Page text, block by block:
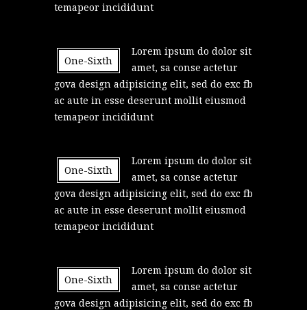
temapeor incididunt
One-Sixth
Lorem ipsum do dolor sit
amet, sa conse actetur
gova design adipisicing elit, sed do exc fb
ac aute in esse deserunt mollit eiusmod
temapeor incididunt
One-Sixth
Lorem ipsum do dolor sit
amet, sa conse actetur
gova design adipisicing elit, sed do exc fb
ac aute in esse deserunt mollit eiusmod
temapeor incididunt
One-Sixth
Lorem ipsum do dolor sit
amet, sa conse actetur
gova design adipisicing elit, sed do exc fb